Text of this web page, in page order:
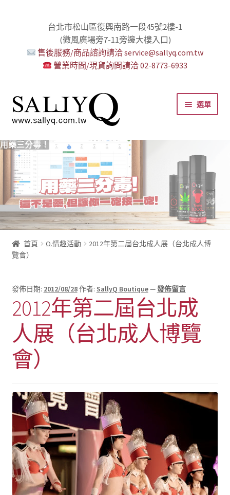
台北市松山區復興南路一段45號2樓-1
(微風廣場旁7-11旁邊大樓入口)
售後服務/商品諮詢請洽 service@sallyq.com.tw
營業時間/現貨詢問請洽 02-8773-6933
跳
至
導
列
跳
至
主
內
容
選單
推薦給初心者！
用藥三分毒！
絕對拘束、絕對快感！
野外調教專區請點我！
零卡分期小額支付!
高潮小哥哥！
免下車也可以購物！
時尚真皮Ｋ金手腳環+短鏈
K金綺娜情趣時尚組
嘗試輕柔的SM，你要一起嗎？
Bess2 買1送4毫無冷場！
免洗潤滑 快適生活提案者
小兔乳夾 遠端遙控想壞壞！
雙悅彎 建立你的多重高潮宇宙！
蜜穴攪拌棒 瞄準性感的私密區域
男人，也該犒賞自己了！
門市消費送時尚收納包
出貨調整公告
人氣男優情慾寫真
SallyQ老師客製化語音服務
首頁 O.情趣活動
2012年第二屆台北成人展（台北成人博
覽會）
發佈日期: 2012/08/28作者: SallyQ Boutique—發佈留言
2012年第二屆台北成
人展（台北成人博覽
會）